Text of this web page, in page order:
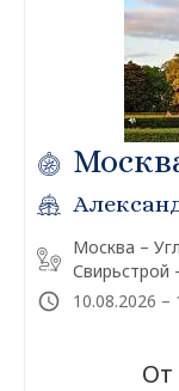
Москва –
Свирьстрой
10.08.2026
От